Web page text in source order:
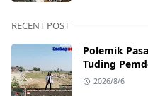
RECENT POST
Polemik
Tuding
Lepas
2026/8/6